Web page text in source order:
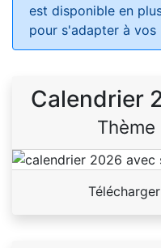
est disponible en
pour s'adapter à vos
Calendrier